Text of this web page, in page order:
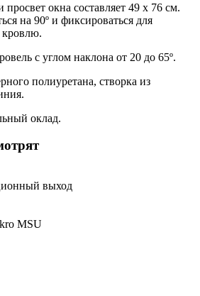
окна составляет 49 х 76 см.
на 90º и фиксироваться для
кровлю.
с углом наклона от 20 до 65º.
полиуретана, створка из
оклад.
выход
MSU